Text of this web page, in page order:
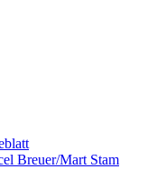
Breuer/Mart Stam